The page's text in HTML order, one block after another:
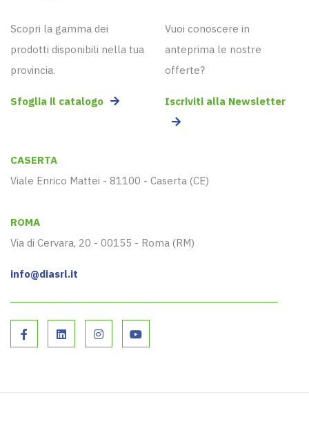
Scopri la gamma dei
prodotti disponibili nella tua
provincia.
Sfoglia il catalogo
Vuoi conoscere in
anteprima le nostre
offerte?
Iscriviti alla Newsletter
CASERTA
Viale Enrico Mattei - 81100 - Caserta (CE)
ROMA
Via di Cervara, 20 - 00155 - Roma (RM)
info@diasrl.it